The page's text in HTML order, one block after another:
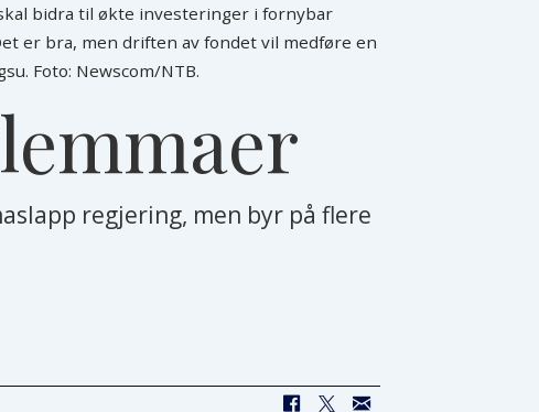
bidra til økte investeringer i fornybar
er bra, men driften av fondet vil medføre en
Foto: Newscom/NTB.
regjering, men byr på flere